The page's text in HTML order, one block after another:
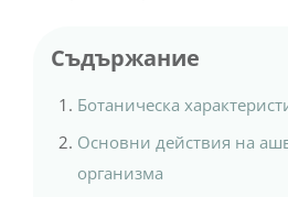
Съдържание
Ботаническа
Основни действия на
организма